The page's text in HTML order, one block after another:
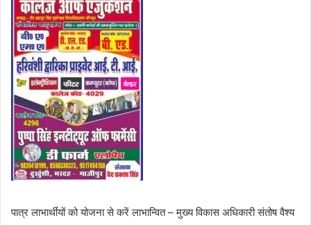
पात्र लाभार्थीयों को योजना से करें लाभान्वित – मुख्य विकास अधिकारी संतोष वैश्य